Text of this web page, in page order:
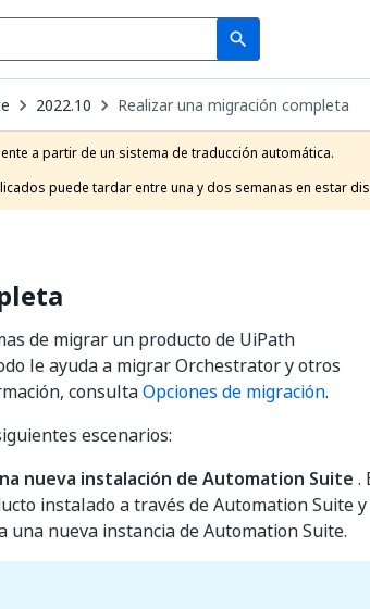
search
Search
2022.10 Realizar una migración completa
a partir de un sistema de traducción automática.
puede tardar entre una y dos semanas en estar
de migrar un producto de UiPath
le ayuda a migrar Orchestrator y otros
consultaOpciones de migración.
escenarios:
nueva instalación de Automation Suite .
instalado a través de Automation Suite y
nueva instancia de Automation Suite.